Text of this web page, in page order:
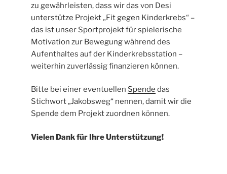
zu gewährleisten, dass wir das von Desi
unterstütze Projekt „Fit gegen Kinderkrebs“ –
das ist unser Sportprojekt für spielerische
Motivation zur Bewegung während des
Aufenthaltes auf der Kinderkrebsstation –
weiterhin zuverlässig finanzieren können.
Bitte bei einer eventuellen Spende das
Stichwort „Jakobsweg“ nennen, damit wir die
Spende dem Projekt zuordnen können.
Vielen Dank für Ihre Unterstützung!